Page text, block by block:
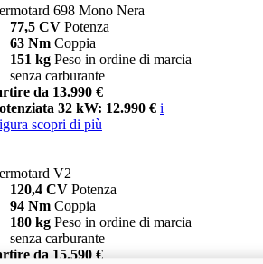
698 Mono Nera
77,5 CV Potenza
63 Nm Coppia
151 kg Peso in ordine di marcia
senza carburante
da 13.990 €
32 kW: 12.990 € i
scopri di più
V2
120,4 CV Potenza
94 Nm Coppia
180 kg Peso in ordine di marcia
senza carburante
da 15.590 €